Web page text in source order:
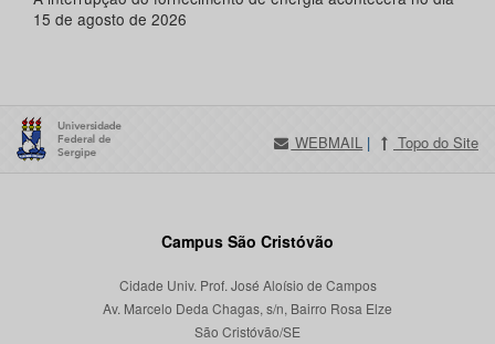
15 de agosto de 2026
WEBMAIL | Topo do Site
Campus São Cristóvão
Cidade Univ. Prof. José Aloísio de Campos
Av. Marcelo Deda Chagas, s/n, Bairro Rosa Elze
São Cristóvão/SE